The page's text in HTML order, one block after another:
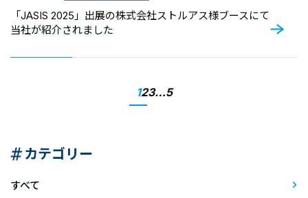
カテゴリー
すべて
「JASIS 2025」出展の株式会社ストルアス様ブースにて
当社が紹介されました
123…5